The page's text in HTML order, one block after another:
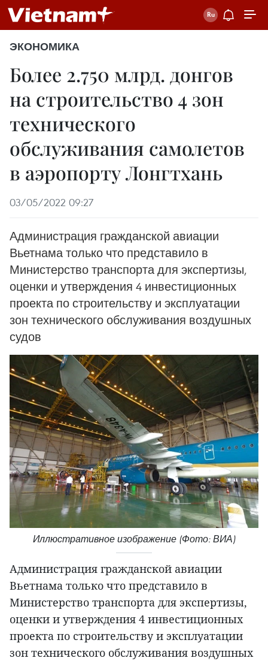
ЭКОНОМИКА
Более 2.750 млрд. донгов
на строительство 4 зон
технического
обслуживания самолетов
в аэропорту Лонгтхань
03/05/2022 09:27
Администрация гражданской авиации
Вьетнама только что представило в
Министерство транспорта для экспертизы,
оценки и утверждения 4 инвестиционных
проекта по строительству и эксплуатации
зон технического обслуживания воздушных
судов
Иллюстративное изображение (Фото: ВИА)
Администрация гражданской авиации
Вьетнама только что представило в
Министерство транспорта для экспертизы,
оценки и утверждения 4 инвестиционных
проекта по строительству и эксплуатации
зон технического обслуживания воздушных